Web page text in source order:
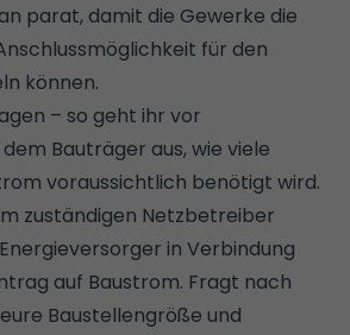
parat, damit die Gewerke die
für den
können.
– so geht ihr vor
Bauträger aus, wie viele
voraussichtlich benötigt wird.
zuständigen Netzbetreiber
in Verbindung
auf Baustrom. Fragt nach
Baustellengröße und